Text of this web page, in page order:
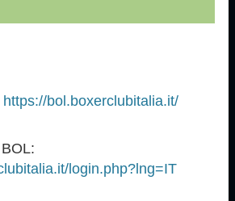
https://bol.boxerclubitalia.it/
login.php?lng=IT